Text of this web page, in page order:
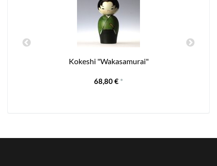
Kokeshi "Wakasamurai"
68,80 € *